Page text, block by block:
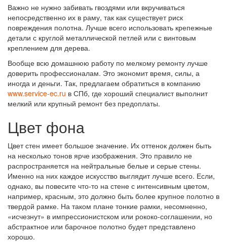
Важно не нужно забивать гвоздями или вкручиваться
непосредственно их в раму, так как существует риск
повреждения полотна. Лучше всего использовать крепежные
детали с круглой металлической петлей или с винтовым
креплением для дерева.
Вообще всю домашнюю работу по мелкому ремонту лучше
доверить профессионалам. Это экономит время, силы, а
иногда и деньги. Так, предлагаем обратиться в компанию
www.service-ec.ru в СПб, где хороший специалист выполнит
мелкий или крупный ремонт без предоплаты.
Цвет фона
Цвет стен имеет большое значение. Их оттенок должен быть
на несколько тонов ярче изображения. Это правило не
распространяется на нейтральные белые и серые стены.
Именно на них каждое искусство выглядит лучше всего. Если,
однако, вы повесите что-то на стене с интенсивным цветом,
например, красным, это должно быть более крупное полотно в
твердой рамке. На таком плане тонкие рамки, несомненно,
«исчезнут» в импрессионистском или рококо-соглашении, но
абстрактное или барочное полотно будет представлено
хорошо.